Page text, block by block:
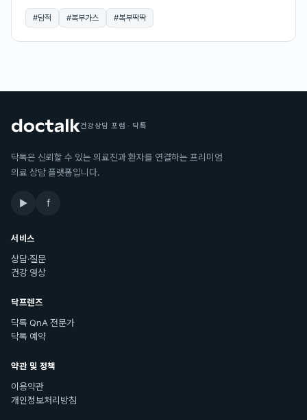
#담적 #복부가스 #복부딱딱
건강상담 포럼 · 닥톡
닥톡은 신뢰할 수 있는 의료진과 환자를 연결하는 프리미엄
의료 상담 플랫폼입니다.
▶ f
서비스
상담·질문
건강 영상
닥프렌즈
닥톡 QnA 전문가
닥톡 예약
약관 및 정책
이용약관
개인정보처리방침